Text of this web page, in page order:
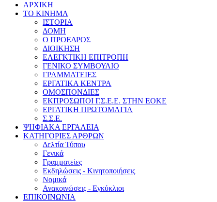
ΑΡΧΙΚΗ
ΤΟ ΚΙΝΗΜΑ
ΙΣΤΟΡΙΑ
ΔΟΜΗ
Ο ΠΡΟΕΔΡΟΣ
ΔΙΟΙΚΗΣΗ
ΕΛΕΓΚΤΙΚΗ ΕΠΙΤΡΟΠΗ
ΓΕΝΙΚΟ ΣΥΜΒΟΥΛΙΟ
ΓΡΑΜΜΑΤΕΙΕΣ
ΕΡΓΑΤΙΚΑ ΚΕΝΤΡΑ
ΟΜΟΣΠΟΝΔΙΕΣ
ΕΚΠΡΟΣΩΠΟΙ Γ.Σ.Ε.Ε. ΣΤΗΝ ΕΟΚΕ
ΕΡΓΑΤΙΚΗ ΠΡΩΤΟΜΑΓΙΑ
Σ.Σ.Ε.
ΨΗΦΙΑΚΑ ΕΡΓΑΛΕΙΑ
ΚΑΤΗΓΟΡΙΕΣ ΑΡΘΡΩΝ
Δελτία Τύπου
Γενικά
Γραμματείες
Εκδηλώσεις - Κινητοποιήσεις
Νομικά
Ανακοινώσεις - Εγκύκλιοι
ΕΠΙΚΟΙΝΩΝΙΑ